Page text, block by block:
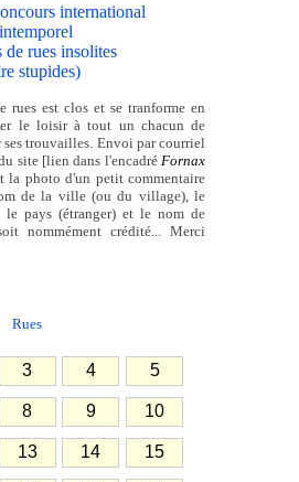
international
de rues insolites
stupides)
rues est clos et se tranforme en
le loisir à tout un chacun de
trouvailles. Envoi par courriel
site [lien dans l'encadré Fornax
la photo d'un petit commentaire
de la ville (ou du village), le
le pays (étranger) et le nom de
nommément crédité... Merci
Rues
3 4 5
8 9 10
13 14 15